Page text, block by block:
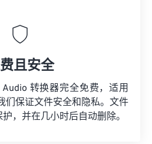
且安全
转换器完全免费，适用
们保证文件安全和隐私。文件
，并在几小时后自动删除。